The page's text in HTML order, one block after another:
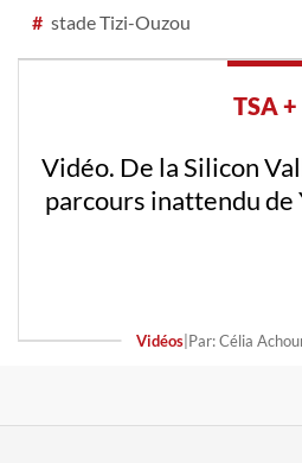
# stade Tizi-Ouzou
TSA +
Vidéo. De la Silicon
parcours inattendu de
Vidéos| Par: Célia